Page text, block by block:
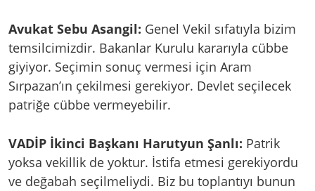
Avukat Sebu Asangil: Genel Vekil sıfatıyla bizim
temsilcimizdir. Bakanlar Kurulu kararıyla cübbe
giyiyor. Seçimin sonuç vermesi için Aram
Sırpazan’ın çekilmesi gerekiyor. Devlet seçilecek
patriğe cübbe vermeyebilir.
VADİP İkinci Başkanı Harutyun Şanlı: Patrik
yoksa vekillik de yoktur. İstifa etmesi gerekiyordu
ve değabah seçilmeliydi. Biz bu toplantıyı bunun